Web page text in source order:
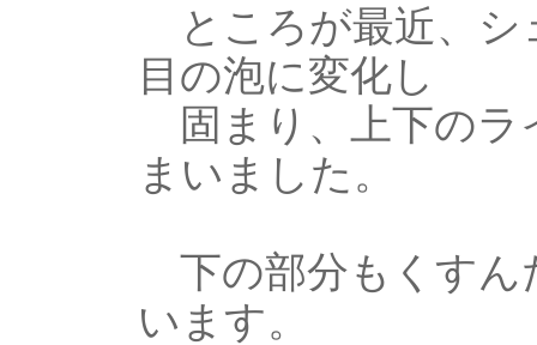
ところが最近、シ
目の泡に変化し
固まり、上下のラ
まいました。
下の部分もくすん
います。